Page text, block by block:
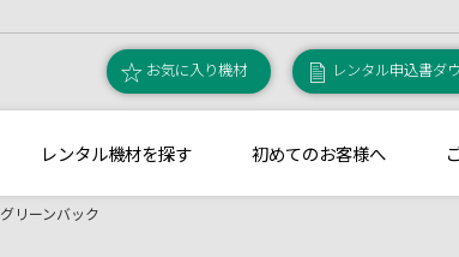
お気に入り機材 レンタル申込書ダ
レンタル機材を探す 初めてのお客様へ
グリーンバック